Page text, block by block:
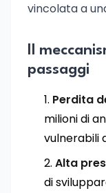
vincolata a
Il
passaggi
Perdita
milioni di
vulnerabili
Alta
di